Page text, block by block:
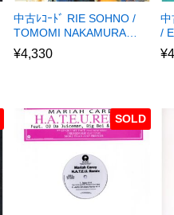
中古ﾚｺｰﾄﾞ RIE SOHNO /
TOMOMI NAKAMURA…
¥4,330
中
/
¥
SOLD